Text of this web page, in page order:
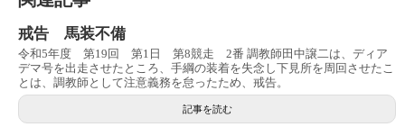
戒告 馬装不備
令和5年度 第19回 第1日 第8競走 2番 調教師田中譲二は、ディア
デマ号を出走させたところ、手綱の装着を失念し下見所を周回させたこ
とは、調教師として注意義務を怠ったため、戒告。
記事を読む